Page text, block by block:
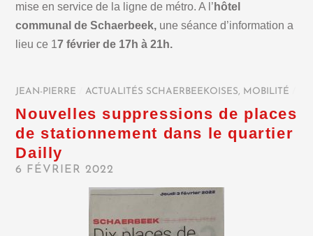
mise en service de la ligne de métro. A l’ hôtel
communal de Schaerbeek, une séance d’information a
lieu ce 17 février de 17h à 21h.
JEAN-PIERRE ACTUALITÉS SCHAERBEEKOISES, MOBILITÉ
Nouvelles suppressions de places
de stationnement dans le quartier
Dailly
6 FÉVRIER 2022